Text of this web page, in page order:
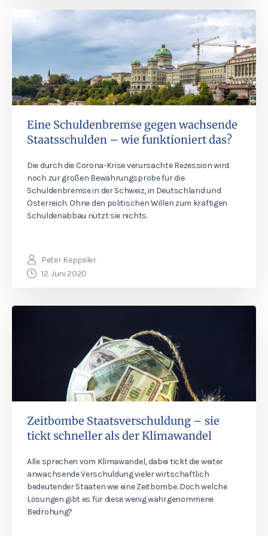
Eine Schuldenbremse gegen wachsende
Staatsschulden – wie funktioniert das?
Die durch die Corona-Krise verursachte Rezession wird
noch zur großen Bewährungsprobe für die
Schuldenbremse in der Schweiz, in Deutschland und
Österreich. Ohne den politischen Willen zum kräftigen
Schuldenabbau nützt sie nichts.
Peter Keppeler
12. Juni 2020
Zeitbombe Staatsverschuldung – sie
tickt schneller als der Klimawandel
Alle sprechen vom Klimawandel, dabei tickt die weiter
anwachsende Verschuldung vieler wirtschaftlich
bedeutender Staaten wie eine Zeitbombe. Doch welche
Lösungen gibt es für diese wenig wahrgenommene
Bedrohung?